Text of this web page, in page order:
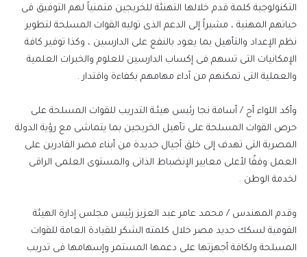
التكنولوجية كلمة قدم خلالها التهنئة للخريجين متمنياً لهم التوفيق فى
حياتهم المهنية ، مشيراً إلى الدعم الذى توليه القوات المسلحة لتطوير
نظم الإعداد والتأهيل بما يعود بالنفع على الدارسين ، وكذا توفير كافة
الإمكانيات التى تسهم فى إكساب الدارسين للعلوم والخبرات العلمية
والعملية التى تمكنهم من آداء مهامهم بكفاءة واقتدار .
وأكد اللواء أح / أسامة نجا رئيس هيئـة التدريب للقوات المسلحة على
حرص القوات المسلحة على تأهيل الخريجين بما يتماشى مع رؤية الدولة
المصرية التى تهدف إلى خلق أجيال جديدة من أبناء مصر القادرين على
العمل وفقًا لأعلى معايير الإنضباط الذاتى والمستوى العلمى الراقى
لخدمة الوطن .
وقدم المهندس / محمد عامر عبد العزيز رئيس مجلس إدارة الهيئة
القومية لسكك حديد مصر خلال كلمته الشكر للقيادة العامة للقوات
المسلحة ولكافة أجهزتها على دعمها المستمر وإسهامها فى تدريب